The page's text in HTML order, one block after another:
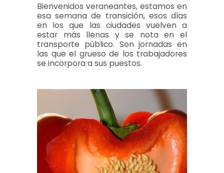
Bienvenidos veraneantes, estamos en
esa semana de transición, esos días
en los que las ciudades vuelven a
estar más llenas y se nota en el
transporte público. Son jornadas en
las que el grueso de los trabajadores
se incorpora a sus puestos.